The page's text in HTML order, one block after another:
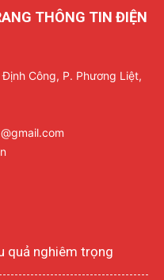
THÔNG TIN ĐIỆN
Công, P. Phương Liệt,
quả nghiêm trọng